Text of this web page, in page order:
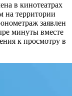
в кинотеатрах
на территории
заявлен
минуты вместе
к просмотру в